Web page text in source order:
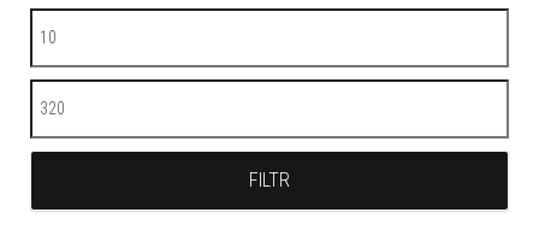
Minimální cena
Maximální cena
FILTR